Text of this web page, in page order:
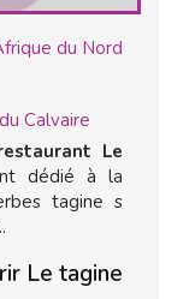
du Nord
Calvaire
Le
dédié à la
tagine s
Le tagine